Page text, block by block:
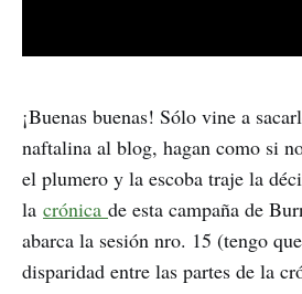
¡Buenas buenas! Sólo vine a
naftalina al blog, hagan como si
el plumero y la escoba traje la
la crónica de esta campaña de
abarca la sesión nro. 15 (tengo
disparidad entre las partes de la